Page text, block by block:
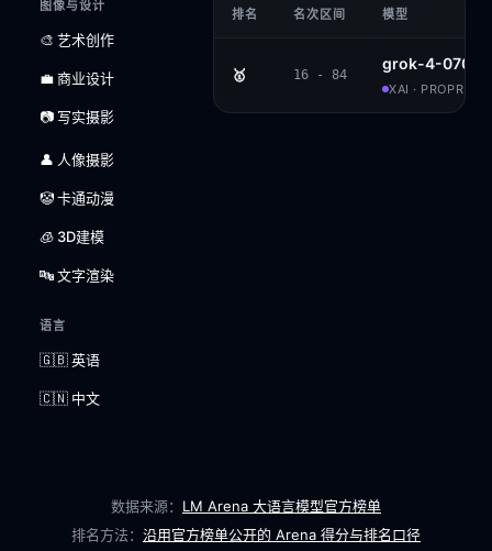
图像与设计
🎨 艺术创作
💼 商业设计
📷 写实摄影
👤 人像摄影
🤡 卡通动漫
🧊 3D建模
🔤 文字渲染
语言
🇬🇧 英语
🇨🇳 中文
排名 名次区间 模型
🥇 16 - 84
grok-4-0709
XAI ·
数据来源： LM Arena 大语言模型官方榜单
排名方法： 沿用官方榜单公开的 Arena 得分与排名口径